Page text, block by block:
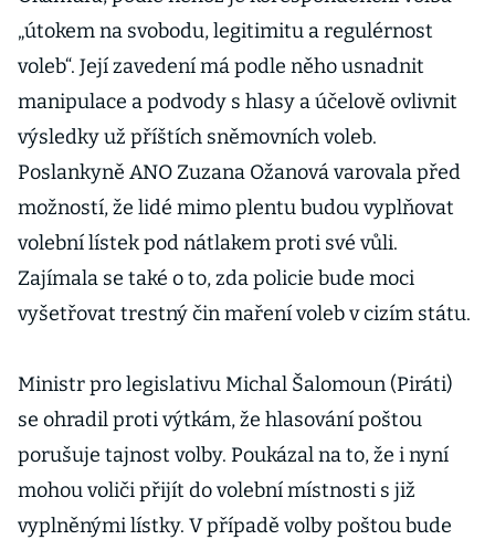
„útokem na svobodu, legitimitu a regulérnost
voleb“. Její zavedení má podle něho usnadnit
manipulace a podvody s hlasy a účelově ovlivnit
výsledky už příštích sněmovních voleb.
Poslankyně ANO Zuzana Ožanová varovala před
možností, že lidé mimo plentu budou vyplňovat
volební lístek pod nátlakem proti své vůli.
Zajímala se také o to, zda policie bude moci
vyšetřovat trestný čin maření voleb v cizím státu.
Ministr pro legislativu Michal Šalomoun (Piráti)
se ohradil proti výtkám, že hlasování poštou
porušuje tajnost volby. Poukázal na to, že i nyní
mohou voliči přijít do volební místnosti s již
vyplněnými lístky. V případě volby poštou bude